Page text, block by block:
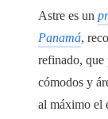
Astre es un
Panamá,
refinado, que
cómodos y
al máximo el